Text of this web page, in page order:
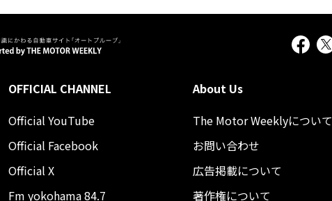
OFFICIAL CHANNEL
Official YouTube
Official Facebook
Official X
Fm yokohama 84.7
About Us
The Motor Weeklyについて
お問い合わせ
広告掲載について
著作権について